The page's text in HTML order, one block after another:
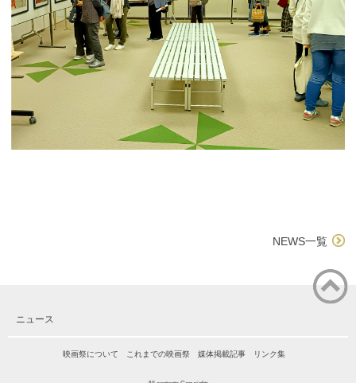
NEWS一覧
ニュース
映画祭について これまでの映画祭 媒体掲載記事 リンク集